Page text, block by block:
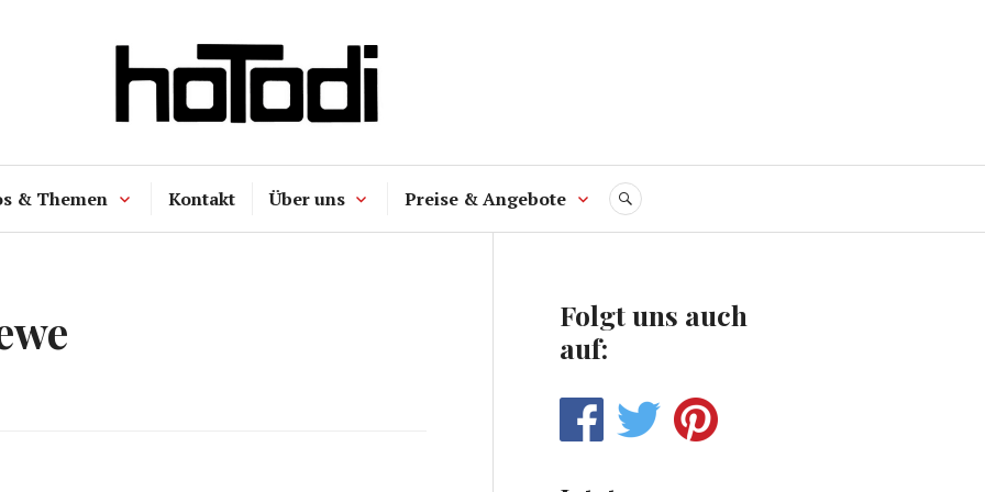
hoTodi
& Themen Kontakt Über uns Preise & Angebote SUCHE
Folgt uns auch
auf: